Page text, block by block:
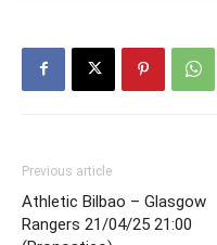
Previous article
Athletic Bilbao – Glasgow
Rangers 21/04/25 21:00